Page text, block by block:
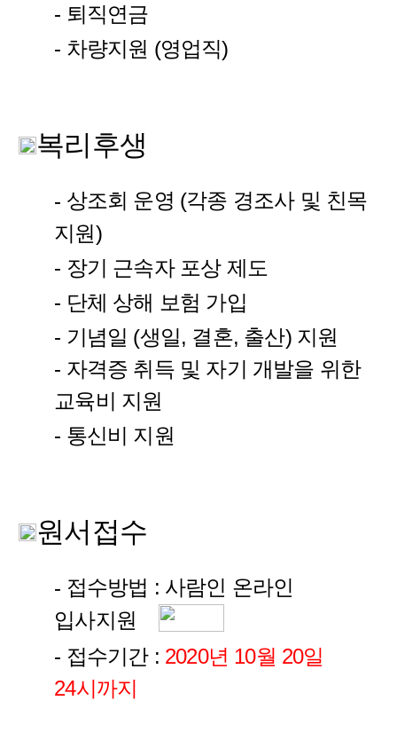
- 퇴직연금
- 차량지원 (영업직)
복리후생
- 상조회 운영 (각종 경조사 및 친목
지원)
- 장기 근속자 포상 제도
- 단체 상해 보험 가입
- 기념일 (생일, 결혼, 출산) 지원
- 자격증 취득 및 자기 개발을 위한
교육비 지원
- 통신비 지원
원서접수
- 접수방법 : 사람인 온라인
입사지원
- 접수기간 : 2020년 10월 20일
24시까지